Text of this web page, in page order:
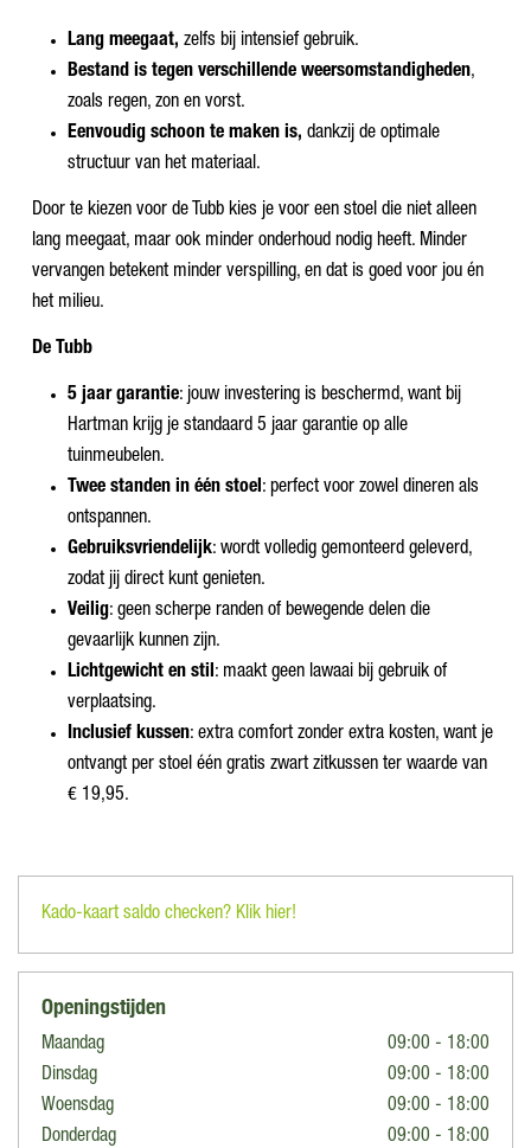
Lang meegaat, zelfs bij intensief gebruik.
Bestand is tegen verschillende weersomstandigheden,
zoals regen, zon en vorst.
Eenvoudig schoon te maken is, dankzij de optimale
structuur van het materiaal.
Door te kiezen voor de Tubb kies je voor een stoel die niet alleen
lang meegaat, maar ook minder onderhoud nodig heeft. Minder
vervangen betekent minder verspilling, en dat is goed voor jou én
het milieu.
De Tubb
5 jaar garantie: jouw investering is beschermd, want bij
Hartman krijg je standaard 5 jaar garantie op alle
tuinmeubelen.
Twee standen in één stoel: perfect voor zowel dineren als
ontspannen.
Gebruiksvriendelijk: wordt volledig gemonteerd geleverd,
zodat jij direct kunt genieten.
Veilig : geen scherpe randen of bewegende delen die
gevaarlijk kunnen zijn.
Lichtgewicht en stil: maakt geen lawaai bij gebruik of
verplaatsing.
Inclusief kussen: extra comfort zonder extra kosten, want je
ontvangt per stoel één gratis zwart zitkussen ter waarde van
€ 19,95.
Kado-kaart saldo checken? Klik hier!
Openingstijden
Maandag
09:00 - 18:00
Dinsdag
09:00 - 18:00
Woensdag
09:00 - 18:00
Donderdag
09:00 - 18:00